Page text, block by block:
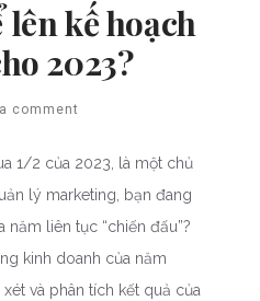
kế hoạch
2023?
comment
1/2 của 2023, là một chủ
lý marketing, bạn đang
năm liên tục “chiến đấu”?
kinh doanh của năm
và phân tích kết quả của